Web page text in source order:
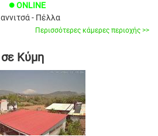
brightness_1 ONLINE
- Πέλλα
Περισσότερες κάμερες περιοχής >>
σε Κύμη